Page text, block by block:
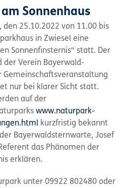
Sonnenhaus
25.10.2022 von 11.00 bis
in Zwiesel eine
Sonnenfinsternis“ statt. Der
der Verein Bayerwald-
Gemeinschaftsveranstaltung
nur bei klarer Sicht statt.
auf der
www.naturpark-
kurzfristig bekannt
Bayerwaldsternwarte, Josef
das Phänomen der
erklären.
unter 09922 802480 oder